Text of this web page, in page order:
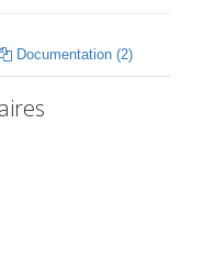
Documentation (2)